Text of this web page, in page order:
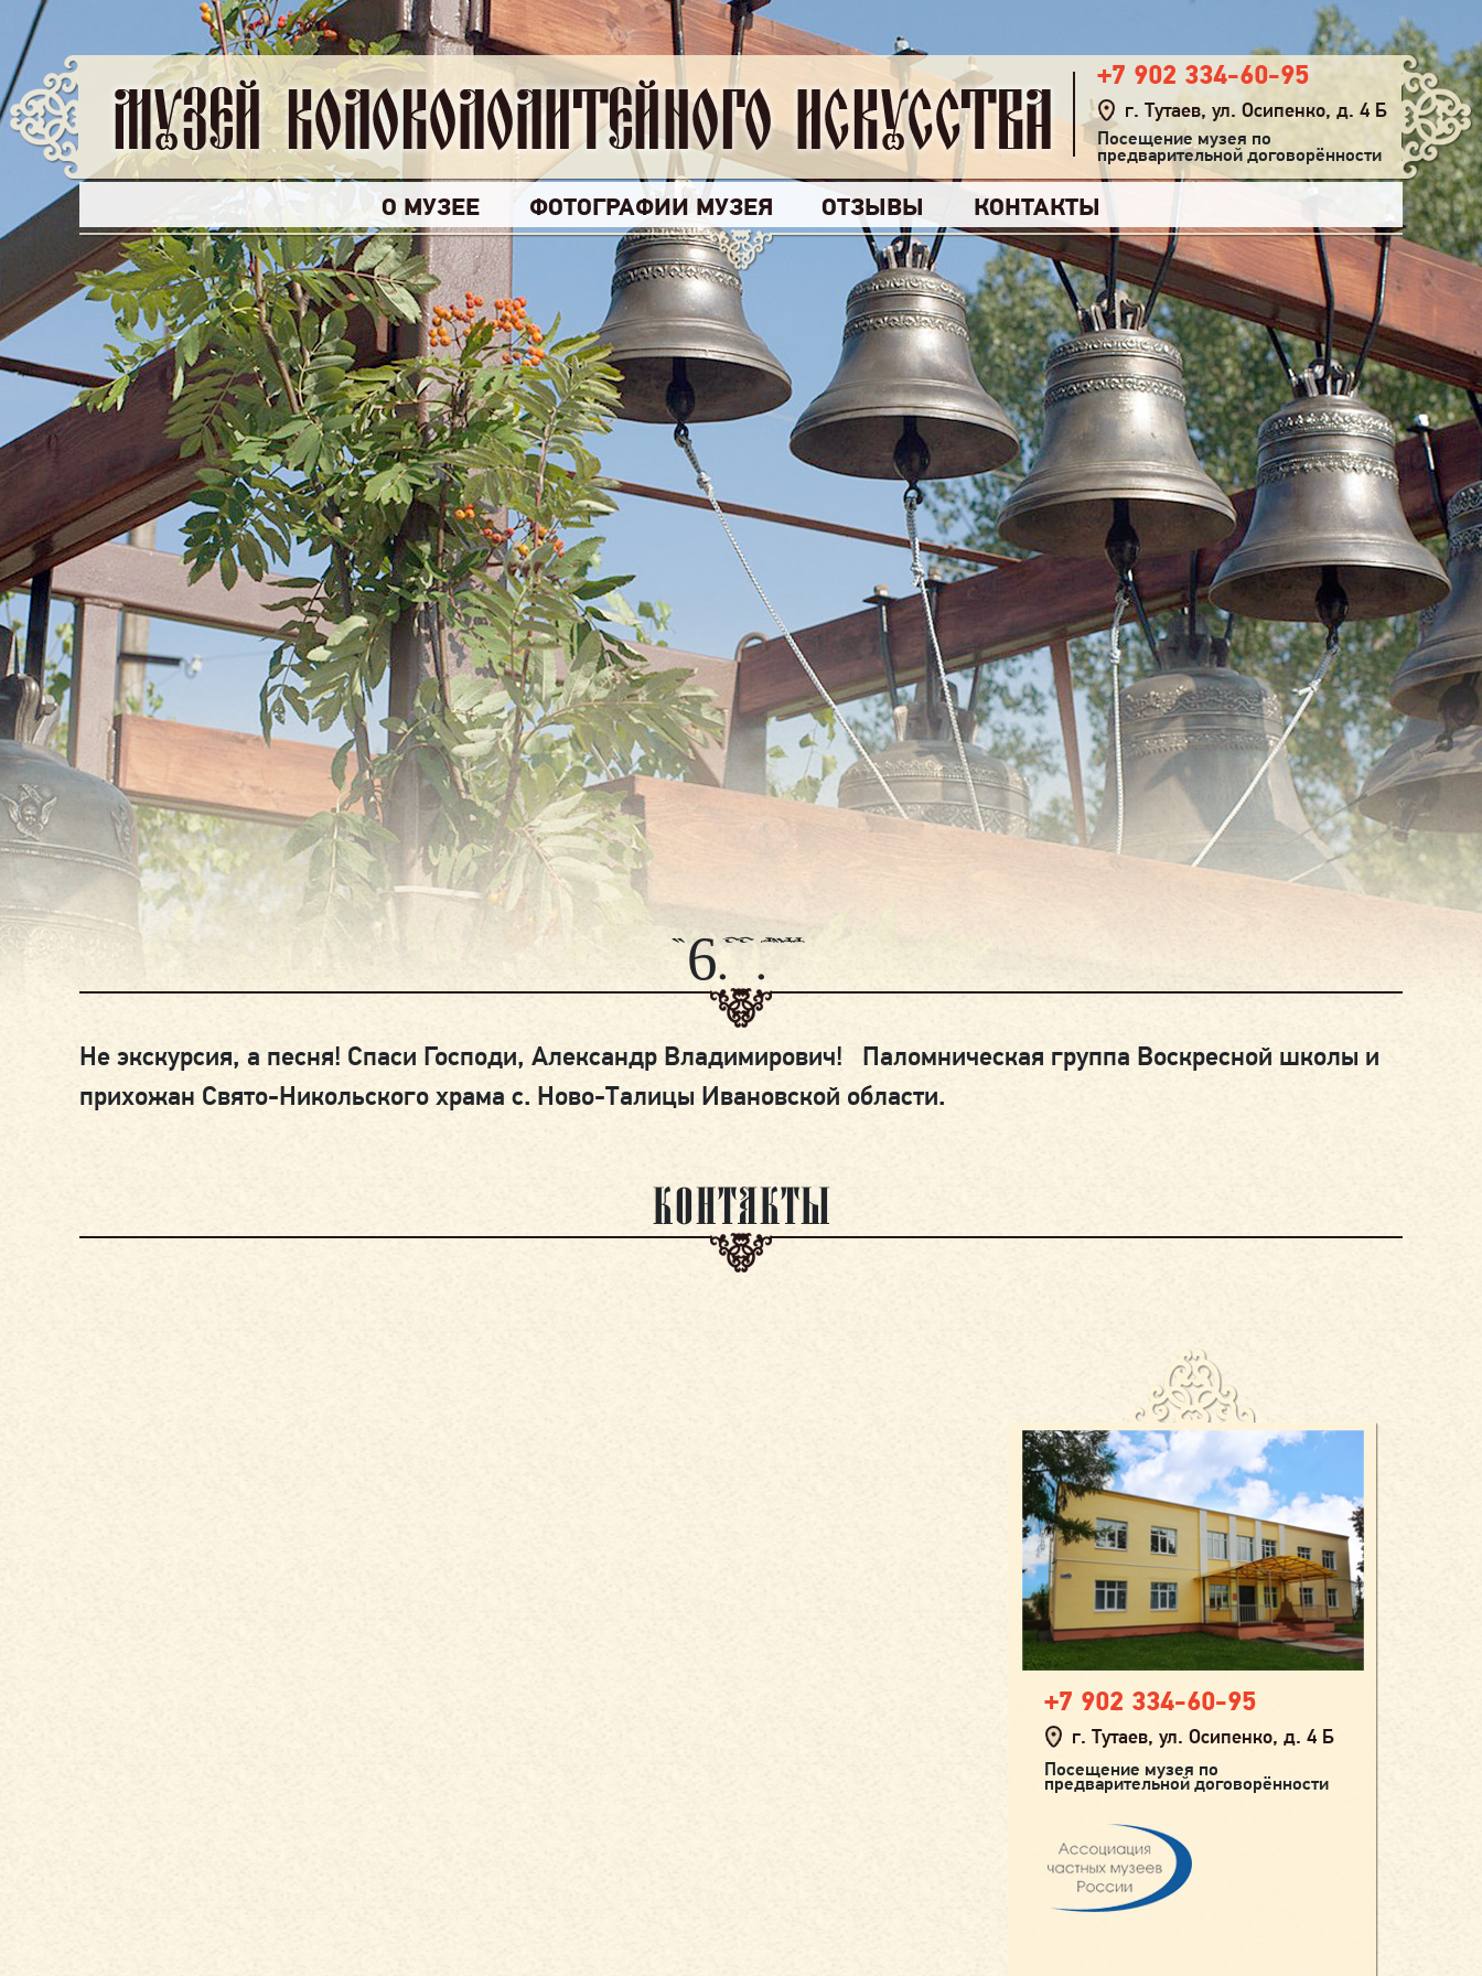
+7 902 334-60-95
г. Тутаев, ул. Осипенко, д. 4 Б
Посещение музея по
предварительной договорённости
О МУЗЕЕ ФОТОГРАФИИ МУЗЕЯ ОТЗЫВЫ КОНТАКТЫ
06.11.2022
Не экскурсия, а песня! Спаси Господи, Александр Владимирович! Паломническая группа Воскресной школы и
прихожан Свято-Никольского храма с. Ново-Талицы Ивановской области.
КОНТАКТЫ
+7 902 334-60-95
г. Тутаев, ул. Осипенко, д. 4 Б
Посещение музея по
предварительной договорённости